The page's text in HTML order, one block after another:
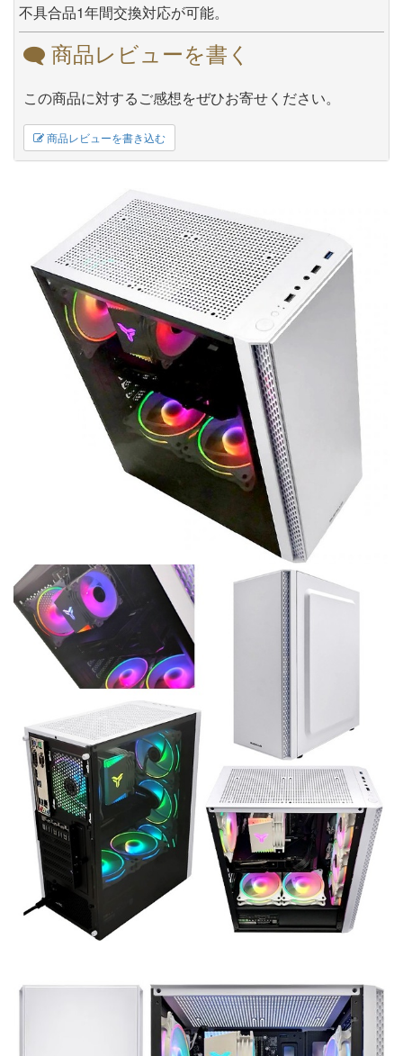
不具合品1年間交換対応が可能。
商品レビューを書く
この商品に対するご感想をぜひお寄せください。
商品レビューを書き込む